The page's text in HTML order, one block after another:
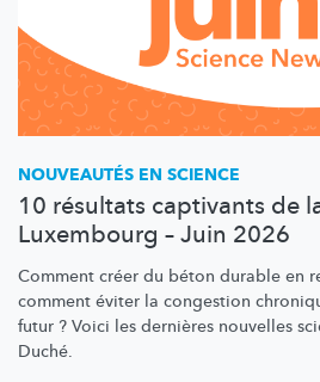
NOUVEAUTÉS EN SCIENCE
10 résultats captivants de
Luxembourg – Juin 2026
Comment créer du béton durable en
comment éviter la congestion
futur ? Voici les dernières nouvelles
Duché.